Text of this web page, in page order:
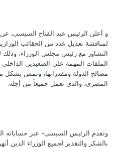
و أعلن الرئيس عبد الفتاح السيسى، عن
لمناقشة تعديل عدد من الحقائب
التشاور مع رئيس مجلس الوزراء، وذلك
الملفات المهمة على الصعيدين
مصالح الدولة ومقدراتها، وتمس بشكل
المصرى، والذى نعمل جميعاً من أجله.
وتقدم الرئيس السيسى- عبر حساباته
بالشكر والتقدير لجميع الوزراء الذين